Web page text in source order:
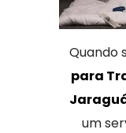
Quando
para
um